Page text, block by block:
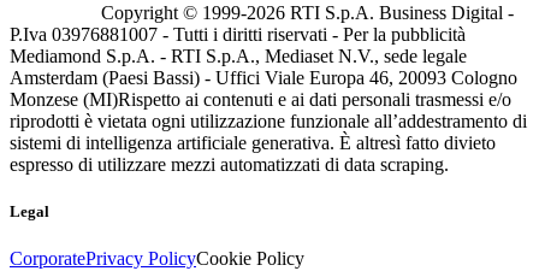
Copyright © 1999-2026 RTI S.p.A. Business Digital -
P.Iva 03976881007 - Tutti i diritti riservati - Per la pubblicità
Mediamond S.p.A. - RTI S.p.A., Mediaset N.V., sede legale
Amsterdam (Paesi Bassi) - Uffici Viale Europa 46, 20093 Cologno
Monzese (MI)Rispetto ai contenuti e ai dati personali trasmessi e/o
riprodotti è vietata ogni utilizzazione funzionale all’addestramento di
sistemi di intelligenza artificiale generativa. È altresì fatto divieto
espresso di utilizzare mezzi automatizzati di data scraping.
Legal
CorporatePrivacy PolicyCookie Policy